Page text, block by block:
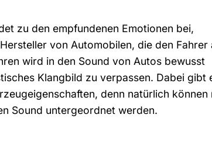
zu den empfundenen Emotionen bei,
von Automobilen, die den Fahrer
wird in den Sound von Autos bewusst
Klangbild zu verpassen. Dabei gibt
denn natürlich können
Sound untergeordnet werden.